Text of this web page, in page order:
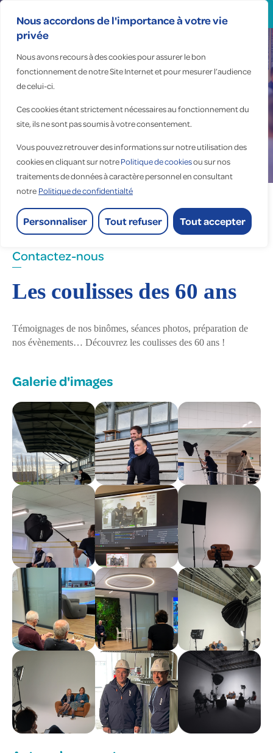
Nous accordons de l'importance à votre vie
privée
Nous avons recours à des cookies pour assurer le bon
fonctionnement de notre Site Internet et pour mesurer l’audience
de celui-ci.
Ces cookies étant strictement nécessaires au fonctionnement du
site, ils ne sont pas soumis à votre consentement.
Vous pouvez retrouver des informations sur notre utilisation des
cookies en cliquant sur notrePolitique de cookiesou sur nos
traitements de données à caractère personnel en consultant
notre Politique de confidentialté
Personnaliser Tout refuser Tout accepter
Actualités Les coulisses des 60 ans
Evenement
Contactez-nous
Les coulisses des 60 ans
Témoignages de nos binômes, séances photos, préparation de
nos évènements… Découvrez les coulisses des 60 ans !
Galerie d'images